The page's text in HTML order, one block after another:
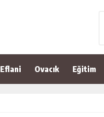
Eflani Ovacık Eğitim